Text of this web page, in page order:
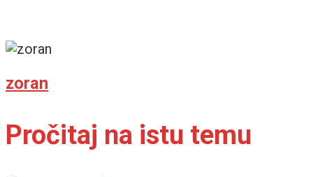
zoran
Pročitaj na istu temu